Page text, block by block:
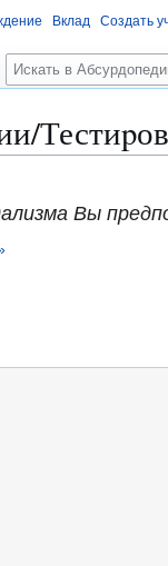
Вы
Вклад Создать
П
о
с
к